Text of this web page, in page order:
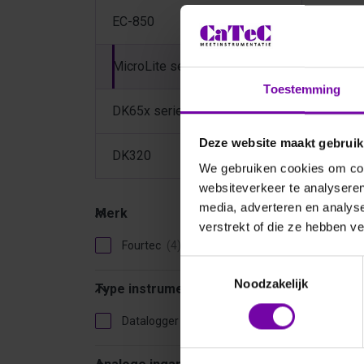
Toestemming
Deze website maakt
We gebruiken cookies om
websiteverkeer te
media, adverteren en
verstrekt of die ze hebben
Noodzakelijk
EC-850
MicroLite serie
DK65x serie
DK320
Merk
Merk
Fourtec
Type instrument
Type instrument
Datalogger
Analoge ingang